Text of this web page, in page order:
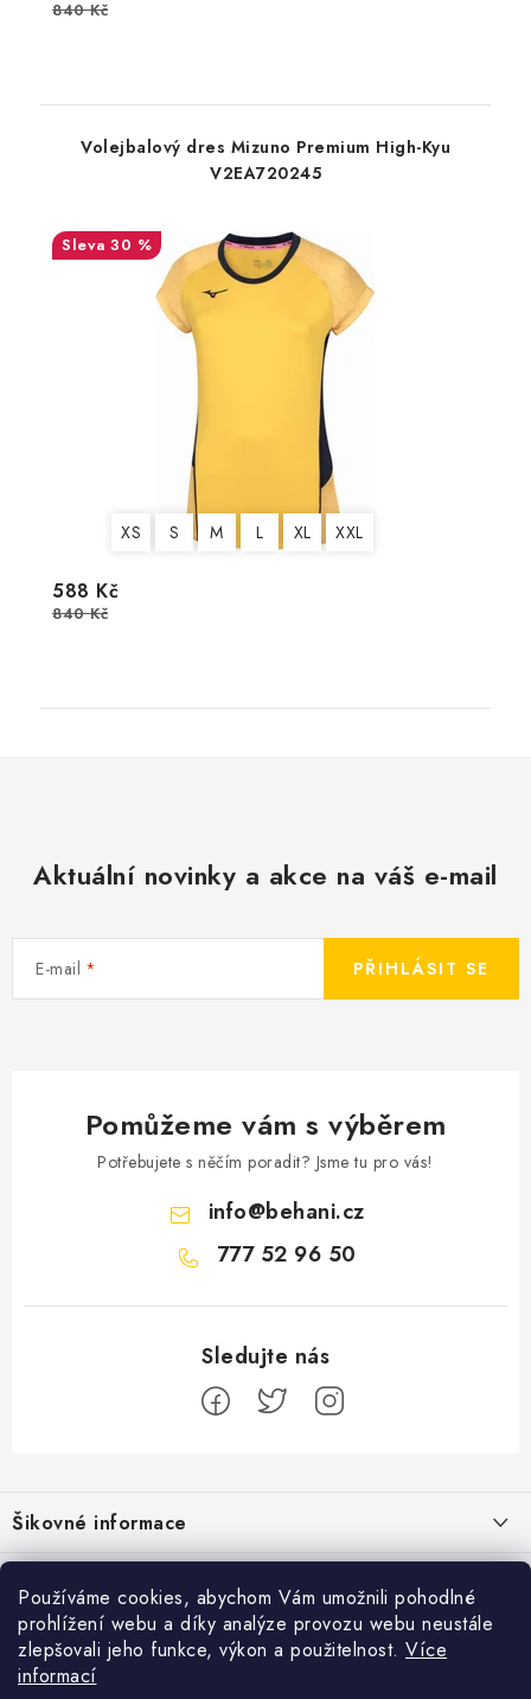
Používáme cookies, abychom Vám umožnili pohodlné
prohlížení webu a díky analýze provozu webu neustále
zlepšovali jeho funkce, výkon a použitelnost. Více
informací
840 Kč
Volejbalový dres Mizuno Premium High-Kyu
V2EA720245
30 %
XS S M L XL XXL
588 Kč
840 Kč
Aktuální novinky a akce na váš e-mail
E-mail PŘIHLÁSIT SE
Pomůžeme vám s výběrem
Potřebujete s něčím poradit? Jsme tu pro vás!
info@behani.cz
777 52 96 50
á
p
a
Šikovné informace
Ceník dopravy
Moje objednávka
Jak vyměnit nebo vrátit zboží
Běžecké zajímavosti
Proč jít běhat právě o víkendu?
Bolest holeně nemusí znamenat zánět okostice
Přijímáme online platby